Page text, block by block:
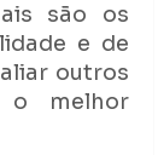
são os
e de
outros
o melhor